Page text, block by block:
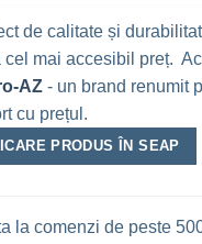
de calitate și
cel mai accesibil preț.
AZ - un brand renumit
cu prețul.
PRODUS ÎN SEAP
la comenzi de peste